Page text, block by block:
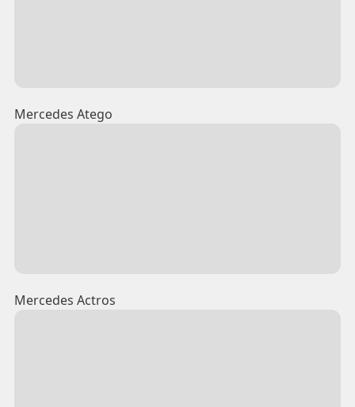
Mercedes Atego
Mercedes Actros